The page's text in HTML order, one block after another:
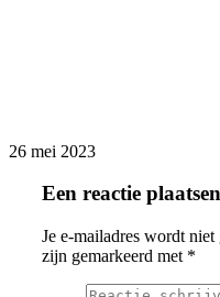
26 mei 2023
Een reactie
Je e-mailadres wordt niet
zijn gemarkeerd met *